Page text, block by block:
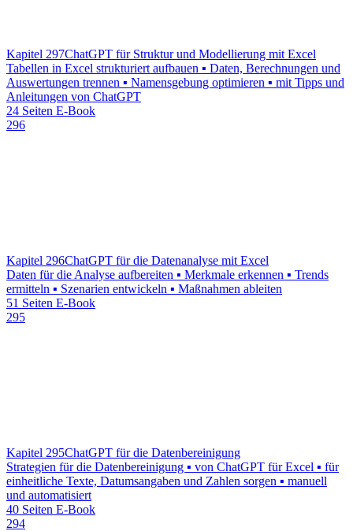
Kapitel 297ChatGPT für Struktur und Modellierung mit Excel
Tabellen in Excel strukturiert aufbauen ▪ Daten, Berechnungen und
Auswertungen trennen ▪ Namensgebung optimieren ▪ mit Tipps und
Anleitungen von ChatGPT
24 Seiten E-Book
296
Kapitel 296ChatGPT für die Datenanalyse mit Excel
Daten für die Analyse aufbereiten ▪ Merkmale erkennen ▪ Trends
ermitteln ▪ Szenarien entwickeln ▪ Maßnahmen ableiten
51 Seiten E-Book
295
Kapitel 295ChatGPT für die Datenbereinigung
Strategien für die Datenbereinigung ▪ von ChatGPT für Excel ▪ für
einheitliche Texte, Datumsangaben und Zahlen sorgen ▪ manuell
und automatisiert
40 Seiten E-Book
294